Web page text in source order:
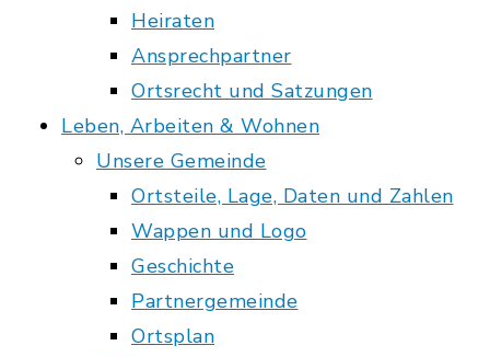
Heiraten
Ansprechpartner
Ortsrecht und Satzungen
Leben, Arbeiten & Wohnen
Unsere Gemeinde
Ortsteile, Lage, Daten und Zahlen
Wappen und Logo
Geschichte
Partnergemeinde
Ortsplan